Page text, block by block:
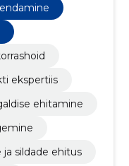
ekspertiis
ehitamine
sildade ehitus